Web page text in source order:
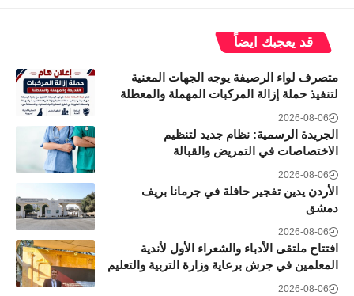
قد يعجبك ايضاً
متصرف لواء الرصيفة يوجه الجهات المعنية
لتنفيذ حملة إزالة المركبات المهملة والمعطلة
2026-08-06
الجريدة الرسمية: نظام جديد لتنظيم
الاختصاصات في التمريض والقبالة
2026-08-06
الأردن يدين تفجير حافلة في جرمانا بريف
دمشق
2026-08-06
افتتاح ملتقى الأدباء والشعراء الأول لأندية
المعلمين في جرش برعاية وزارة التربية والتعليم
2026-08-06